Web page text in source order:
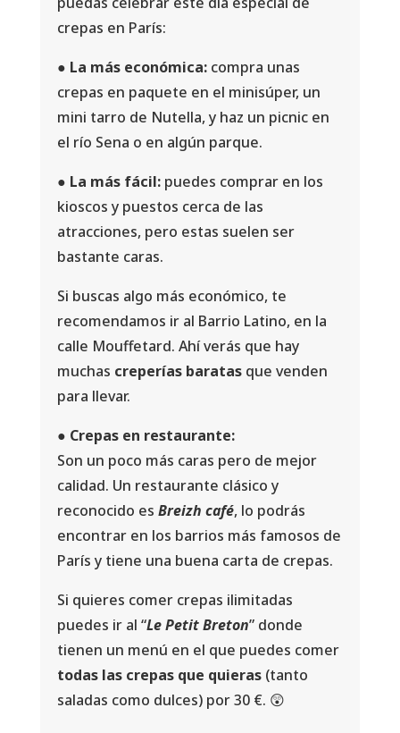
crepas en París:
● La más económica:compra unas
crepas en paquete en el minisúper, un
mini tarro de Nutella, y haz un picnic en
el río Sena o en algún parque.
● La más fácil:puedes comprar en los
kioscos y puestos cerca de las
atracciones, pero estas suelen ser
bastante caras.
Si buscas algo más económico, te
recomendamos ir al Barrio Latino, en la
calle Mouffetard. Ahí verás que hay
muchas creperías baratasque venden
para llevar.
● Crepas en restaurante:
Son un poco más caras pero de mejor
calidad. Un restaurante clásico y
reconocido es Breizh café, lo podrás
encontrar en los barrios más famosos de
París y tiene una buena carta de crepas.
Si quieres comer crepas ilimitadas
puedes ir al “Le Petit Breton” donde
tienen un menú en el que puedes comer
todas las crepas que quieras(tanto
saladas como dulces) por 30 €. 😲